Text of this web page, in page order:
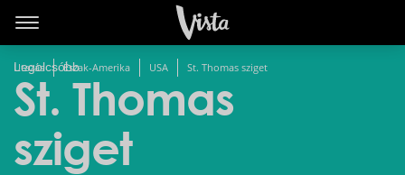
Utazás Észak-Amerika USA St. Thomas sziget
Legolcsóbb
St. Thomas
sziget